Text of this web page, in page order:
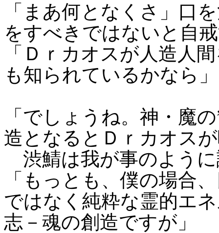
「まあ何となくさ」口
をすべきではないと自
「Ｄｒカオスが人造人
も知られているかなら」
「でしょうね。神・魔
造となるとＤｒカオス
渋鯖は我が事のよう
「もっとも、僕の場合
ではなく純粋な霊的エ
志－魂の創造ですが」